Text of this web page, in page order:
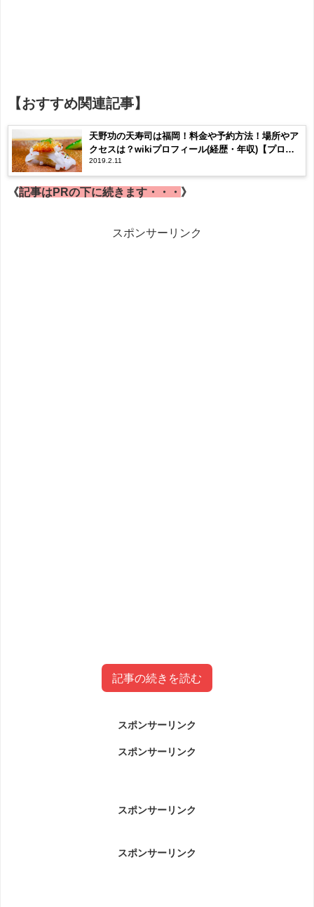
【おすすめ関連記事】
天野功の天寿司は福岡！料金や予約方法！場所やア
クセスは？wikiプロフィール(経歴・年収)【プロフ
ェッショナル】
2019.2.11
《記事はPRの下に続きます・・・ 》
スポンサーリンク
記事の続きを読む
(妻)wikiプロフィール(年齢)
中治勝(すし職人)と中治みえ子(妻)wikiプロフィール(年齢)で
スポンサーリンク
スポンサーリンク
スポンサーリンク
スポンサーリンク